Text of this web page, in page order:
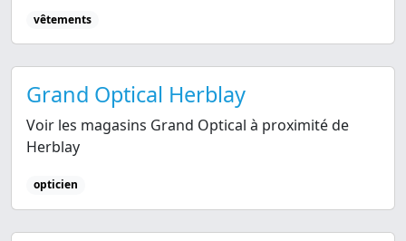
vêtements
Grand Optical Herblay
Voir les magasins Grand Optical à proximité de
Herblay
opticien